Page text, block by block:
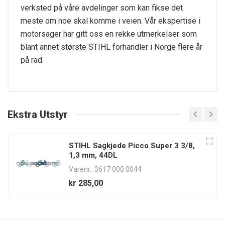
verksted på våre avdelinger som kan fikse det
meste om noe skal komme i veien. Vår ekspertise i
motorsager har gitt oss en rekke utmerkelser som
blant annet største STIHL forhandler i Norge flere år
på rad.
1,8/2,4
Ekstra Utstyr
STIHL Sagkjede Picco Super 3 3/8,
1,3 mm, 44DL
Varenr.: 3617 000 0044
kr 285,00